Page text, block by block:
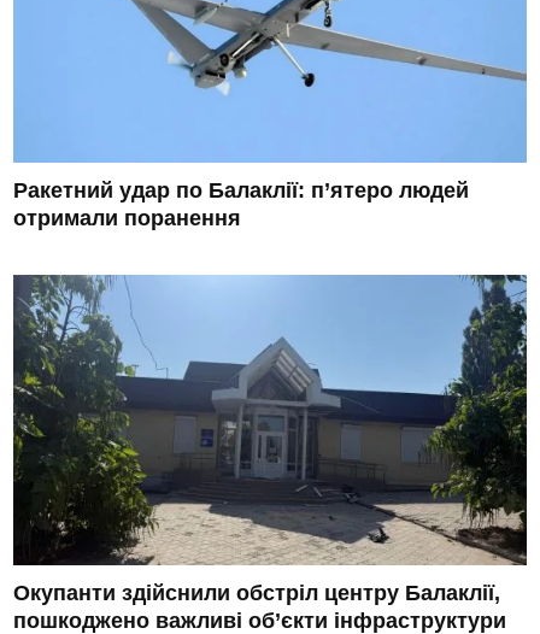
Ракетний удар по Балаклії: п’ятеро людей
отримали поранення
Окупанти здійснили обстріл центру Балаклії,
пошкоджено важливі об’єкти інфраструктури